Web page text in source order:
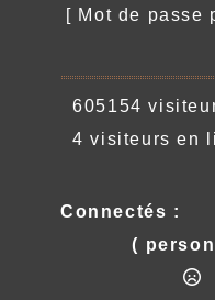
[ Mot de passe
605154
4 visiteurs en
Connectés :
(